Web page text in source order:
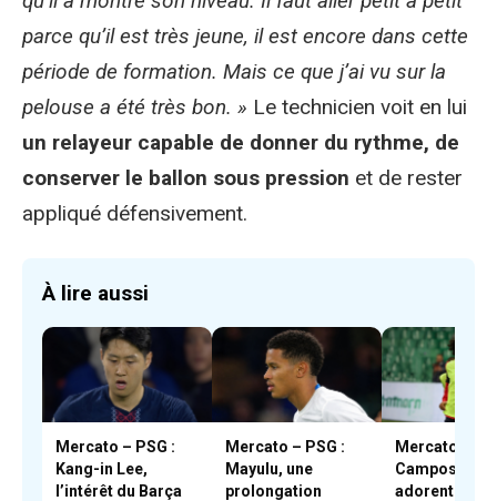
parce qu’il est très jeune, il est encore dans cette
période de formation. Mais ce que j’ai vu sur la
pelouse a été très bon. » Le technicien voit en lui
un relayeur capable de donner du rythme, de
conserver le ballon sous pression et de rester
appliqué défensivement.
À lire aussi
Mercato – PSG :
Kang-in Lee,
l’intérêt du Barça
Mercato – PSG :
Mayulu, une
prolongation
Mercato –
Campos et
adorent